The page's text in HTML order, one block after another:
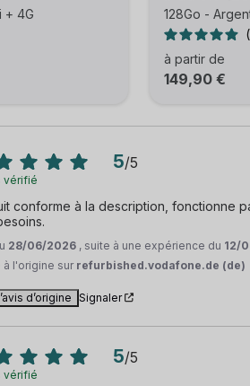
+ 4G
128Go -
à partir de
149,90 €
5/5
vérifié
conforme à la description, fonctionne
28/06/2026 , suite à une expérience du 12/
à l'origine surrefurbished.vodafone.de (de)
d’origine Signaler
5/5
vérifié